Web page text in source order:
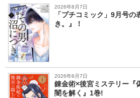
2026年8月7日
「プチコミック」9月号
き。』！
2026年8月7日
錬金術×後宮ミステリー『
闇を解く』1巻!